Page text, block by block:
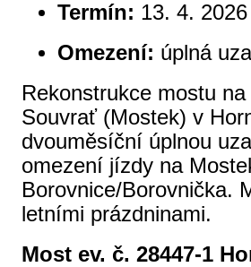
Termín: 13. 4.
Omezení: úplná
Rekonstrukce mostu
Souvrať (Mostek) v
dvouměsíční úplnou
omezení jízdy na
Borovnice/Borovnička.
letními prázdninami.
Most ev. č. 28447-1